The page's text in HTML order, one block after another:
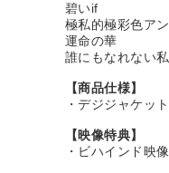
碧いif
極私的極彩色ア
運命の華
誰にもなれない
【商品仕様】
・デジジャケッ
【映像特典】
・ビハインド映像